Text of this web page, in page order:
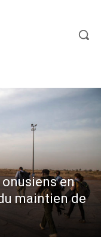
onusiens en
maintien de